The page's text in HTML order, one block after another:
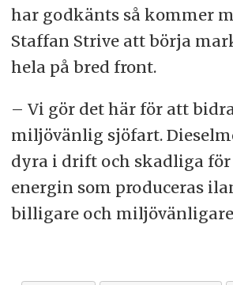
har godkänts så kommer
Staffan Strive att börja
hela på bred front.
– Vi gör det här för att
miljövänlig sjöfart.
dyra i drift och skadliga
energin som produceras
billigare och